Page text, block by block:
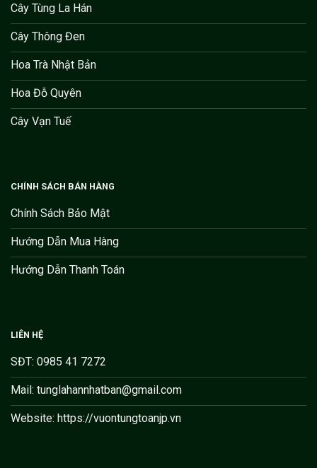
Cây Tùng La Hán
Cây Thông Đen
Hoa Trà Nhật Bản
Hoa Đỗ Quyên
Cây Vạn Tuế
CHÍNH SÁCH BÁN HÀNG
Chính Sách Bảo Mật
Hướng Dẫn Mua Hàng
Hướng Dẫn Thanh Toán
LIÊN HỆ
SĐT: 0985 41 7272
Mail: tunglahannhatban@gmail.com
Website: https://vuontungtoanjp.vn